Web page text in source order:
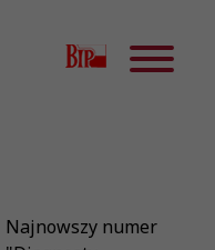
Najnowszy numer